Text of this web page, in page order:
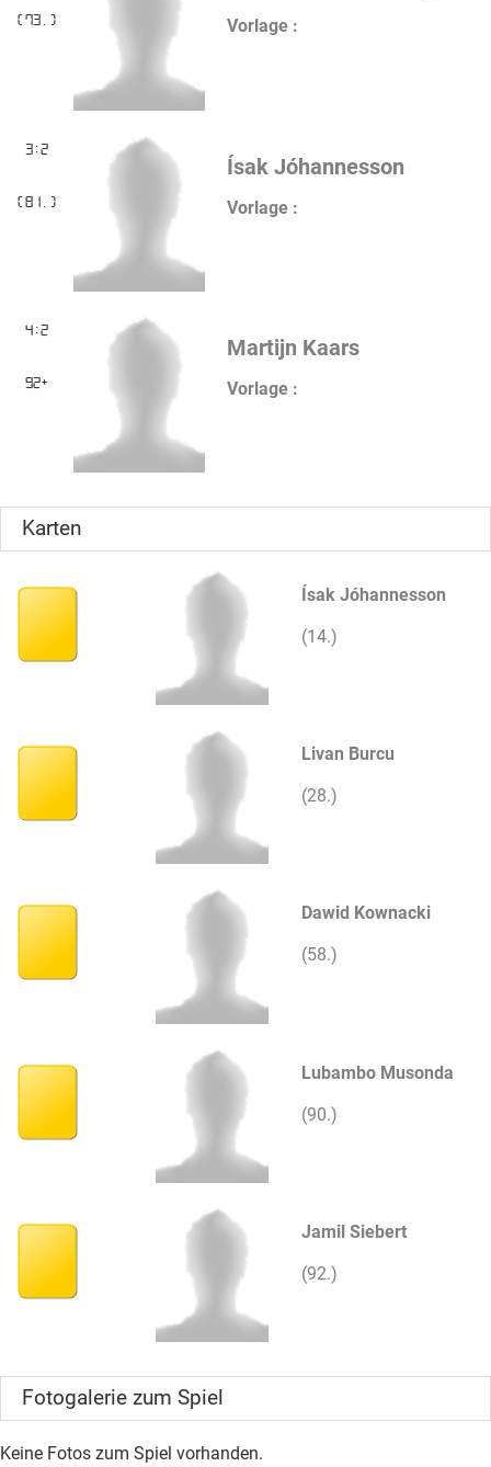
(73.) Vorlage :
3:2
(81.)
Ísak Jóhannesson
Vorlage :
4:2
92+
Martijn Kaars
Vorlage :
Karten
Ísak Jóhannesson
(14.)
Livan Burcu
(28.)
Dawid Kownacki
(58.)
Lubambo Musonda
(90.)
Jamil Siebert
(92.)
Fotogalerie zum Spiel
Keine Fotos zum Spiel vorhanden.